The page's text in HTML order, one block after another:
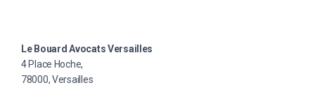
Le Bouard Avocats Versailles
4 Place Hoche,
78000, Versailles